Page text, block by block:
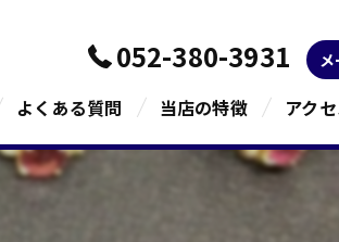
052-380-3931
よくある質問 当店の特徴 アク